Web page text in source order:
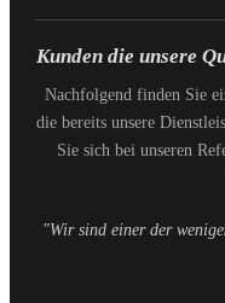
Kunden die unsere
Nachfolgend finden Sie
die bereits unsere
Sie sich bei unseren
"Wir sind einer der